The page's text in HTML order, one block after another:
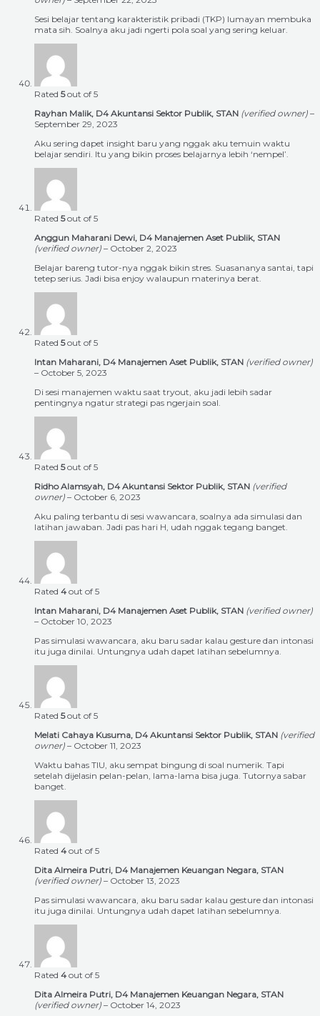
Sesi belajar tentang karakteristik pribadi (TKP) lumayan membuka
mata sih. Soalnya aku jadi ngerti pola soal yang sering keluar.
Rated 5out of 5
Rayhan Malik, D4 Akuntansi Sektor Publik, STAN (verified owner) –
September 29, 2023
Aku sering dapet insight baru yang nggak aku temuin waktu
belajar sendiri. Itu yang bikin proses belajarnya lebih ‘nempel’.
Rated 5out of 5
Anggun Maharani Dewi, D4 Manajemen Aset Publik, STAN
(verified owner) – October 2, 2023
Belajar bareng tutor-nya nggak bikin stres. Suasananya santai, tapi
tetep serius. Jadi bisa enjoy walaupun materinya berat.
Rated 5out of 5
Intan Maharani, D4 Manajemen Aset Publik, STAN (verified owner)
– October 5, 2023
Di sesi manajemen waktu saat tryout, aku jadi lebih sadar
pentingnya ngatur strategi pas ngerjain soal.
Rated 5out of 5
Ridho Alamsyah, D4 Akuntansi Sektor Publik, STAN (verified
owner) – October 6, 2023
Aku paling terbantu di sesi wawancara, soalnya ada simulasi dan
latihan jawaban. Jadi pas hari H, udah nggak tegang banget.
Rated 4 out of 5
Intan Maharani, D4 Manajemen Aset Publik, STAN (verified owner)
– October 10, 2023
Pas simulasi wawancara, aku baru sadar kalau gesture dan intonasi
itu juga dinilai. Untungnya udah dapet latihan sebelumnya.
Rated 5out of 5
Melati Cahaya Kusuma, D4 Akuntansi Sektor Publik, STAN (verified
owner) – October 11, 2023
Waktu bahas TIU, aku sempat bingung di soal numerik. Tapi
setelah dijelasin pelan-pelan, lama-lama bisa juga. Tutornya sabar
banget.
Rated 4 out of 5
Dita Almeira Putri, D4 Manajemen Keuangan Negara, STAN
(verified owner) – October 13, 2023
Pas simulasi wawancara, aku baru sadar kalau gesture dan intonasi
itu juga dinilai. Untungnya udah dapet latihan sebelumnya.
Rated 4 out of 5
Dita Almeira Putri, D4 Manajemen Keuangan Negara, STAN
(verified owner) – October 14, 2023